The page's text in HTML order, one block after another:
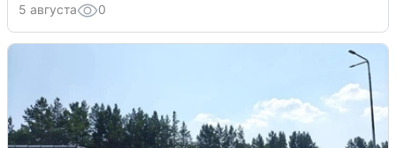
5 августа 0